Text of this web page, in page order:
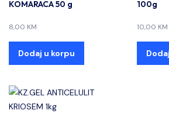
KOMARACA 50 g
8,00 KM
Dodaj u korpu
100g
10,00 KM